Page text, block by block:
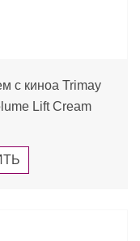
с киноа Trimay
Lift Cream